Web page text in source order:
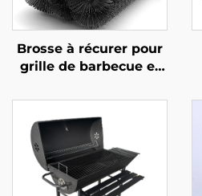
Brosse à récurer pour
grille de barbecue et
multifonctionnelle,
durable et réutilisable,
avec manche en acier
inoxydable et
plastique, outil pour
barbecue et four